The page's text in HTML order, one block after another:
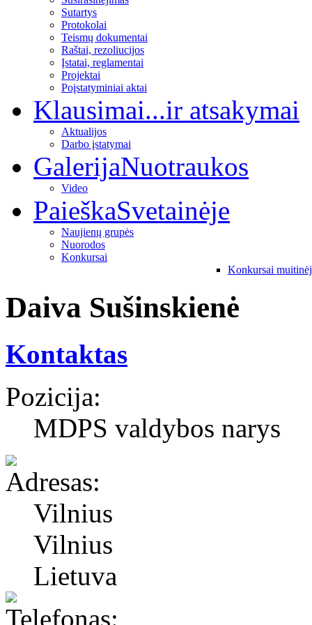
Sutartys
Protokolai
Teismų dokumentai
Raštai, rezoliucijos
Įstatai, reglamentai
Projektai
Poįstatyminiai aktai
Klausimai...ir atsakymai
Aktualijos
Darbo įstatymai
GalerijaNuotraukos
Video
PaieškaSvetainėje
Naujienų grupės
Nuorodos
Konkursai
Konkursai
Daiva Sušinskienė
Kontaktas
Pozicija:
MDPS valdybos narys
Vilnius
Vilnius
Lietuva